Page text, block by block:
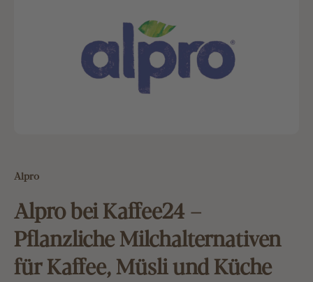
Alpro
Alpro bei Kaffee24 –
Pflanzliche Milchalternativen
für Kaffee, Müsli und Küche